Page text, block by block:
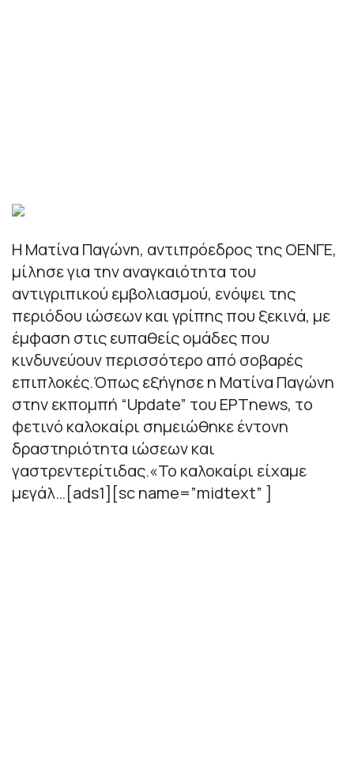
Η Ματίνα Παγώνη, αντιπρόεδρος της ΟΕΝΓΕ,
μίλησε για την αναγκαιότητα του
αντιγριπικού εμβολιασμού, ενόψει της
περιόδου ιώσεων και γρίπης που ξεκινά, με
έμφαση στις ευπαθείς ομάδες που
κινδυνεύουν περισσότερο από σοβαρές
επιπλοκές.Όπως εξήγησε η Ματίνα Παγώνη
στην εκπομπή “Update” του ΕΡΤnews, το
φετινό καλοκαίρι σημειώθηκε έντονη
δραστηριότητα ιώσεων και
γαστρεντερίτιδας.«Το καλοκαίρι είχαμε
μεγάλ…[ads1][sc name=”midtext” ]